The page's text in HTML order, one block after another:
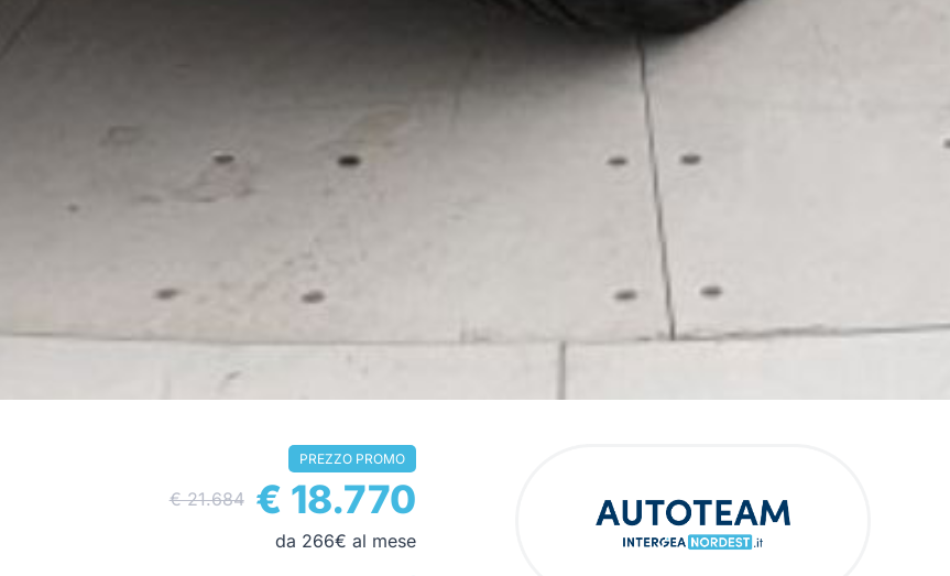
PREZZO PROMO
€ 21.684 € 18.770
da 266€ al mese